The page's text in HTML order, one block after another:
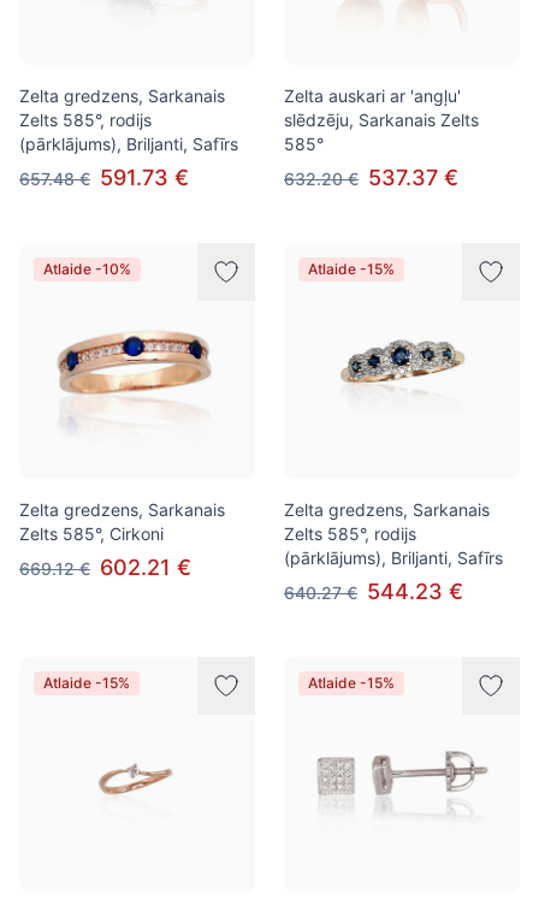
Zelta gredzens, Sarkanais
Zelts 585°, rodijs
(pārklājums), Briljanti, Safīrs
657.48 € 591.73 €
Zelta auskari ar 'angļu'
slēdzēju, Sarkanais Zelts
585°
632.20 € 537.37 €
Atlaide -10%
Zelta gredzens, Sarkanais
Zelts 585°, Cirkoni
669.12 € 602.21 €
Atlaide -15%
Zelta gredzens, Sarkanais
Zelts 585°, rodijs
(pārklājums), Briljanti, Safīrs
640.27 € 544.23 €
Atlaide -15% Atlaide -15%